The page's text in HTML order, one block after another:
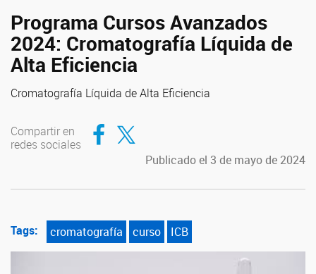
Programa Cursos Avanzados
2024: Cromatografía Líquida de
Alta Eficiencia
Cromatografía Líquida de Alta Eficiencia
Compartir en
redes sociales
Compartir en Facebook
Compartir en Twitter
Publicado el 3 de mayo de 2024
Tags: cromatografía curso ICB